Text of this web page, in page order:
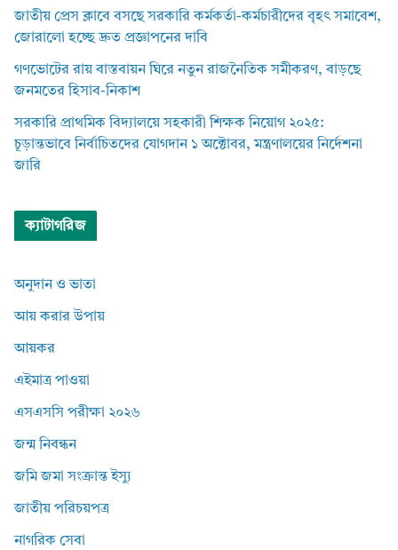
জাতীয় প্রেস ক্লাবে বসছে সরকারি কর্মকর্তা-কর্মচারীদের বৃহৎ সমাবেশ,
জোরালো হচ্ছে দ্রুত প্রজ্ঞাপনের দাবি
গণভোটের রায় বাস্তবায়ন ঘিরে নতুন রাজনৈতিক সমীকরণ, বাড়ছে
জনমতের হিসাব-নিকাশ
সরকারি প্রাথমিক বিদ্যালয়ে সহকারী শিক্ষক নিয়োগ ২০২৫:
চূড়ান্তভাবে নির্বাচিতদের যোগদান ১ অক্টোবর, মন্ত্রণালয়ের নির্দেশনা
জারি
ক্যাটাগরিজ
অনুদান ও ভাতা
আয় করার উপায়
আয়কর
এইমাত্র পাওয়া
এসএসসি পরীক্ষা ২০২৬
জন্ম নিবন্ধন
জমি জমা সংক্রান্ত ইস্যু
জাতীয় পরিচয়পত্র
নাগরিক সেবা